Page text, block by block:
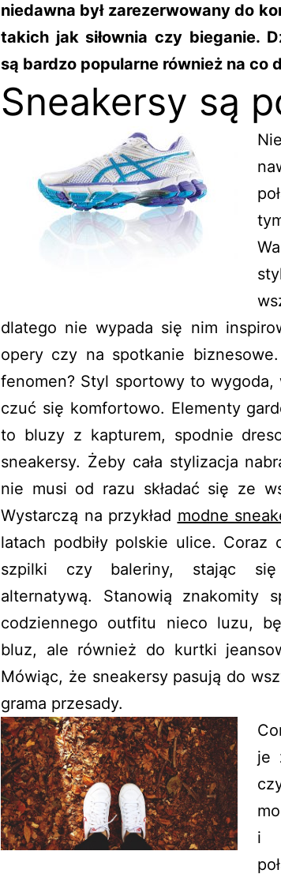
niedawna był zarezerwowany do
takich jak siłownia czy bieganie.
są bardzo popularne również na co
Sneakersy są
dlatego nie wypada się nim
opery czy na spotkanie
fenomen? Styl sportowy to
czuć się komfortowo. Elementy
to bluzy z kapturem, spodnie
sneakersy. Żeby cała stylizacja
nie musi od razu składać się ze
Wystarczą na przykład modne
latach podbiły polskie ulice. Coraz
szpilki czy baleriny, stając się
alternatywą. Stanowią znakomity
codziennego outfitu nieco luzu,
bluz, ale również do kurtki
Mówiąc, że sneakersy pasują do
grama przesady.
je
i